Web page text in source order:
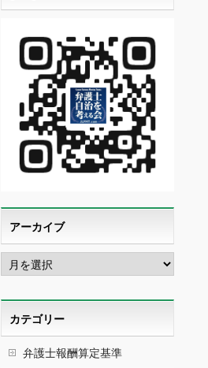
アーカイブ
ア
ー
イ
ブカテゴリー
弁護士報酬算定基準